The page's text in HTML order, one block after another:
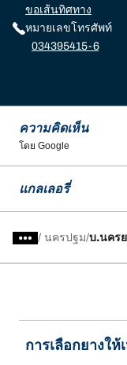
ขอเส้นทิศทาง
หมายเลขโทรศัพท์
034395415-6
ความคิดเห็น
โดย Google
แกลเลอรี่
/ นครปฐม บ.นคร
การเลือกยางให้